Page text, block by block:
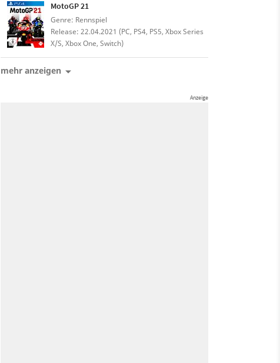
MotoGP 21
Genre: Rennspiel
Release: 22.04.2021 (PC, PS4, PS5, Xbox Series
X/S, Xbox One, Switch)
mehr anzeigen